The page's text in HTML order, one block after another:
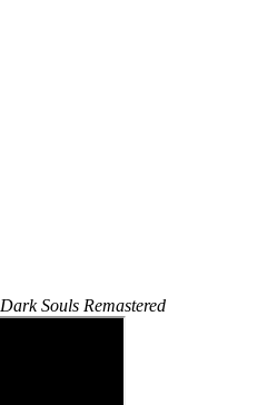
Dark Souls Remastered